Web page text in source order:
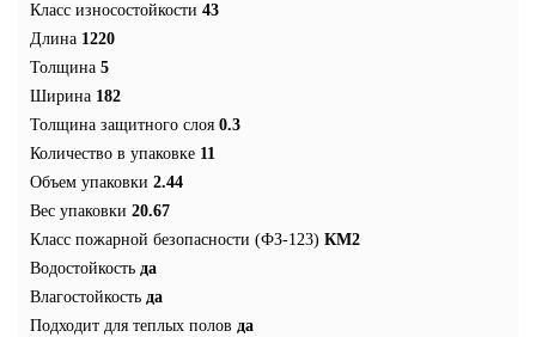
Класс износостойкости 43
Длина 1220
Толщина 5
Ширина 182
Толщина защитного слоя 0.3
Количество в упаковке 11
Объем упаковки 2.44
Вес упаковки 20.67
Класс пожарной безопасности (ФЗ-123) КМ2
Водостойкость да
Влагостойкость да
Подходит для теплых полов да